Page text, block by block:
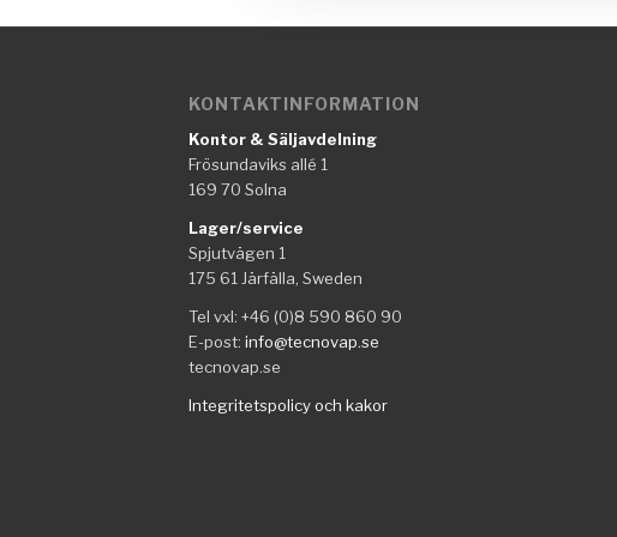
KONTAKTINFORMATION
Kontor & Säljavdelning
Frösundaviks allé 1
169 70 Solna
Lager/service
Spjutvägen 1
175 61 Järfälla, Sweden
Tel vxl: +46 (0)8 590 860 90
E-post: info@tecnovap.se
tecnovap.se
Integritetspolicy och kakor